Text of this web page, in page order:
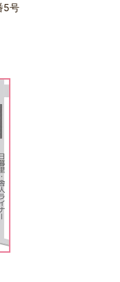
5号